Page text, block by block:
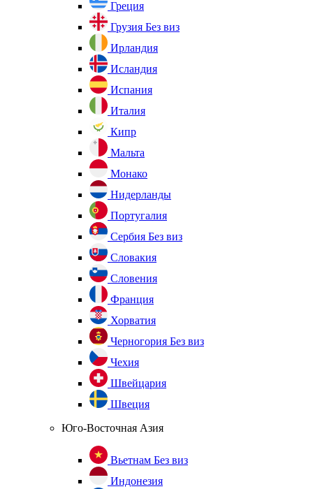
Греция
Грузия Без виз
Ирландия
Исландия
Испания
Италия
Кипр
Мальта
Монако
Нидерланды
Португалия
Сербия Без виз
Словакия
Словения
Франция
Хорватия
Черногория Без виз
Чехия
Швейцария
Швеция
Юго-Восточная Азия
Вьетнам Без виз
Индонезия